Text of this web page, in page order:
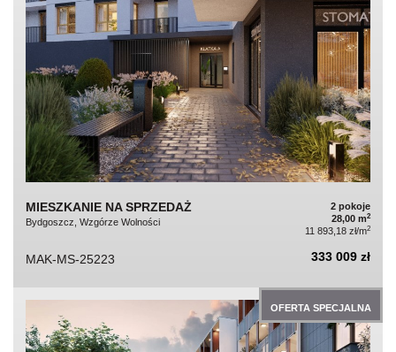
MIESZKANIE NA SPRZEDAŻ
Bydgoszcz, Wzgórze Wolności
2 pokoje
28,00 m2
11 893,18 zł/m2
MAK-MS-25223 333 009 zł
OFERTA SPECJALNA